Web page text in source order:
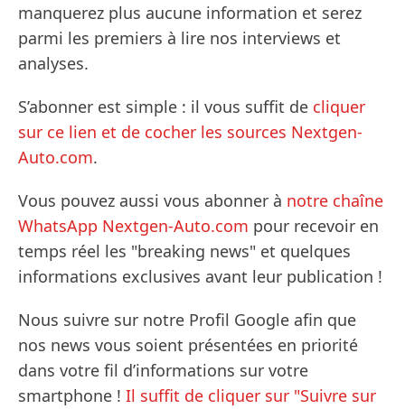
manquerez plus aucune information et serez
parmi les premiers à lire nos interviews et
analyses.
S’abonner est simple : il vous suffit de cliquer
sur ce lien et de cocher les sources Nextgen-
Auto.com.
Vous pouvez aussi vous abonner à notre chaîne
WhatsApp Nextgen-Auto.com pour recevoir en
temps réel les "breaking news" et quelques
informations exclusives avant leur publication !
Nous suivre sur notre Profil Google afin que
nos news vous soient présentées en priorité
dans votre fil d’informations sur votre
smartphone ! Il suffit de cliquer sur "Suivre sur